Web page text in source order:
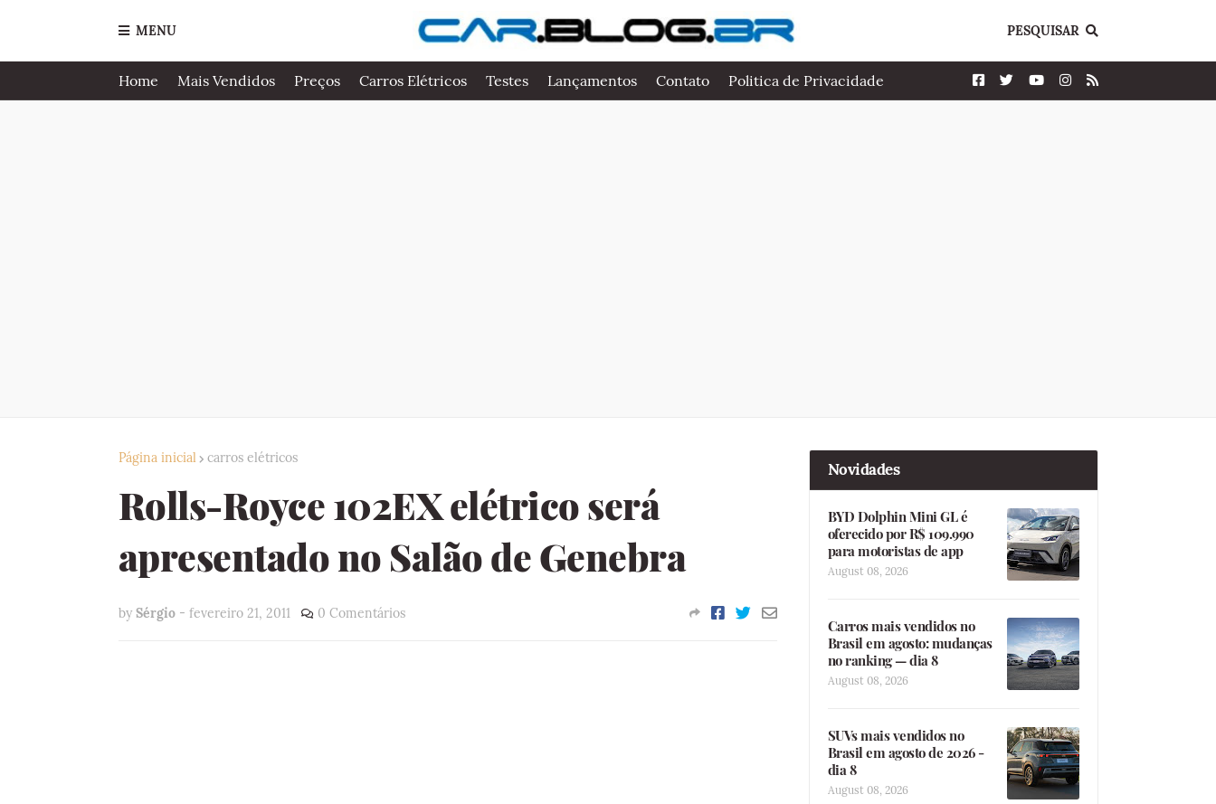
MENU PESQUISAR
Home Mais Vendidos Preços Carros Elétricos Testes Lançamentos Contato Politica de Privacidade
Página inicial carros elétricos
Rolls-Royce 102EX elétrico será
apresentado no Salão de Genebra
by Sérgio - fevereiro 21, 2011 0 Comentários
Novidades
BYD Dolphin Mini GL é
oferecido por R$ 109.990
para motoristas de app
August 08, 2026
Carros mais vendidos no
Brasil em agosto: mudanças
no ranking — dia 8
August 08, 2026
SUVs mais vendidos no
Brasil em agosto de 2026 -
dia 8
August 08, 2026